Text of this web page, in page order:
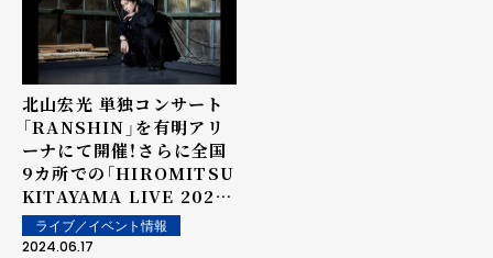
北山宏光 単独コンサート
「RANSHIN」を有明アリ
ーナにて開催！さらに全国
9カ所での「HIROMITSU
KITAYAMA LIVE 2024」
開催と、 1st
Album「ZOO」発売
ライブ／イベント情報
2024.06.17